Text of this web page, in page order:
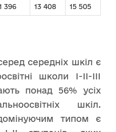
396 13 408 15 505
середніх шкіл є
школи I-II-III
понад 56% усіх
шкіл.
типом є